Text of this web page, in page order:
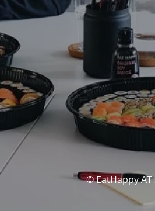
© EatHappy AT